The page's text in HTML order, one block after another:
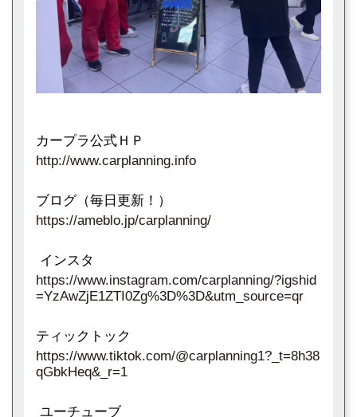
カープラ公式ＨＰ
http://www.carplanning.info
ブログ（毎日更新！）
https://ameblo.jp/carplanning/
インスタ
https://www.instagram.com/carplanning/?igshid
=YzAwZjE1ZTI0Zg%3D%3D&utm_source=qr
ティックトック
https://www.tiktok.com/@carplanning1?_t=8h38
qGbkHeq&_r=1
ユーチューブ